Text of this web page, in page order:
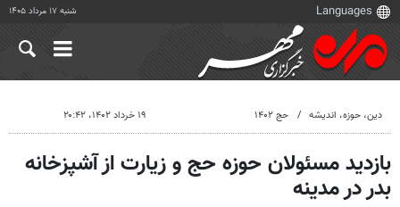
شنبه ۱۷ مرداد ۱۴۰۵
دين، حوزه، انديشه حج ۱۴۰۲ ۱۹ خرداد ۱۴۰۲، ۲۰:۴۲
بازدید مسئولان حوزه حج و زیارت از آشپزخانه
بدر در مدینه